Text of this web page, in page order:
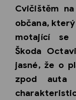
Cvičištěm
občana,
motající se
Škoda
jasné, že o
zpod